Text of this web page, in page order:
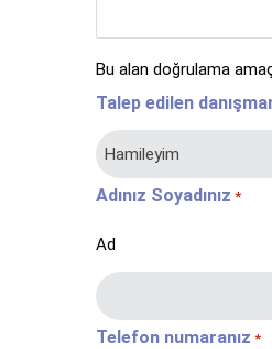
Bu alan doğrulama
Talep edilen
Adınız Soyadınız *
Ad
Telefon numaranız *